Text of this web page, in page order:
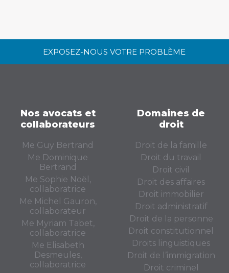
EXPOSEZ-NOUS VOTRE PROBLÈME
Nos avocats et
collaborateurs
Me Guy Bertrand
Me Dominique
Bertrand
Me Sophie Noël,
collaboratrice
Me Michel Gauron,
collaborateur
Me Myriam Tabet,
collaboratrice
Me Elisabeth
Desmeules,
collaboratrice
Domaines de
droit
Droit de la famille
Droit du travail
Droit civil
Droit des affaires
Droit immobilier
Droit administratif
Droit de la personne
Droit constitutionnel
Droits linguistiques
Droit de l’immigration
Droit criminel